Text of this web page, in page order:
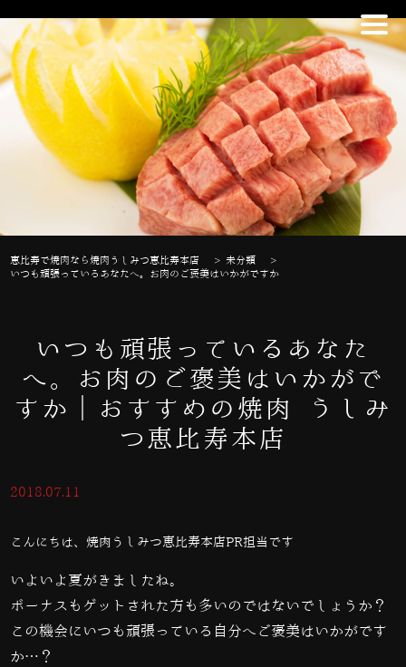
恵比寿で焼肉なら焼肉うしみつ恵比寿本店 >未分類
>
いつも頑張っているあなたへ。お肉のご褒美はいかがですか
いつも頑張っているあなた
へ。お肉のご褒美はいかがで
すか｜おすすめの焼肉 うしみ
つ恵比寿本店
2018.07.11
こんにちは、焼肉うしみつ恵比寿本店PR担当です
いよいよ夏がきましたね。
ボーナスもゲットされた方も多いのではないでしょうか？
この機会にいつも頑張っている自分へご褒美はいかがです
か…？